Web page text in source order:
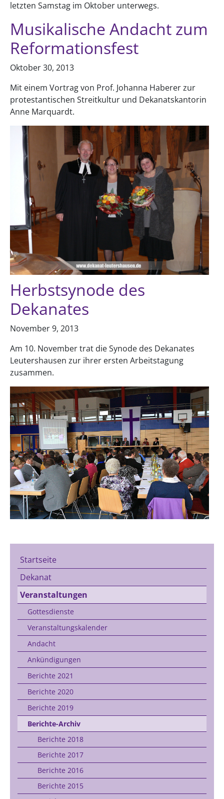
letzten Samstag im Oktober unterwegs.
Musikalische Andacht zum
Reformationsfest
Oktober 30, 2013
Mit einem Vortrag von Prof. Johanna Haberer zur
protestantischen Streitkultur und Dekanatskantorin
Anne Marquardt.
Herbstsynode des
Dekanates
November 9, 2013
Am 10. November trat die Synode des Dekanates
Leutershausen zur ihrer ersten Arbeitstagung
zusammen.
Startseite
Dekanat
Veranstaltungen
Gottesdienste
Veranstaltungskalender
Andacht
Ankündigungen
Berichte 2021
Berichte 2020
Berichte 2019
Berichte-Archiv
Berichte 2018
Berichte 2017
Berichte 2016
Berichte 2015